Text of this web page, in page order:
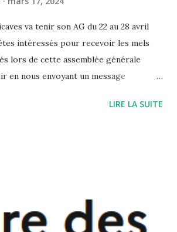
va tenir son AG du 22 au 28 avril
intéressés pour recevoir les mels
lors de cette assemblée générale
en nous envoyant un message
LIRE LA SUITE